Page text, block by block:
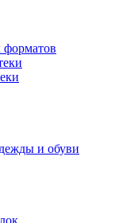
форматов
и обуви